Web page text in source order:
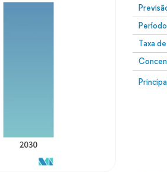
Taxa
Imagem
© Mordor Intelligence. O reuso requer atribuição